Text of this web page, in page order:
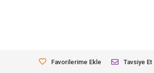
Favorilerime Ekle Tavsiye Et